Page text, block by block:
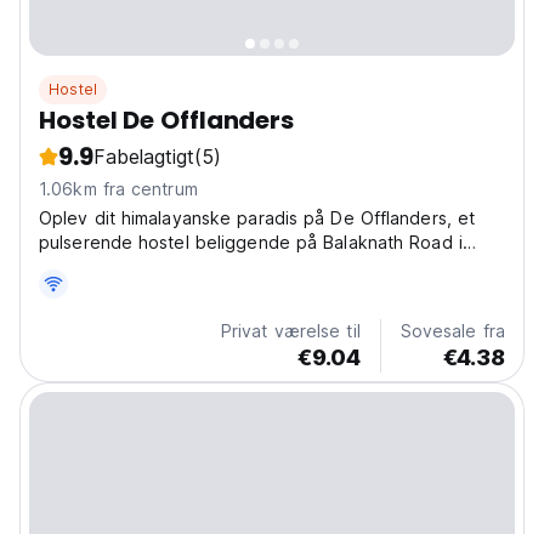
Hostel
Hostel De Offlanders
9.9Fabelagtigt(5)
1.06km fra centrum
Oplev dit himalayanske paradis på De Offlanders, et
pulserende hostel beliggende på Balaknath Road i
School, tilbyder vi den perfekte blanding af eventyr og
ro. Forestil dig at vågne op til den friske bjergluft,...
Privat værelse til
€9.04
Sovesale fra
€4.38